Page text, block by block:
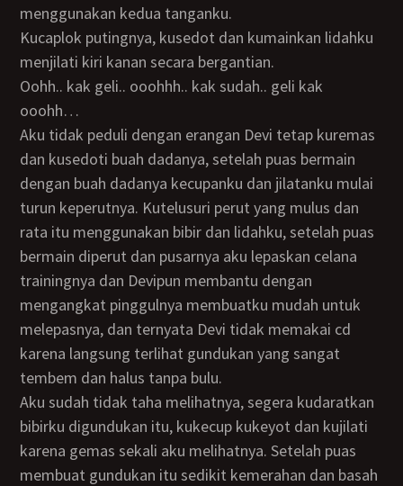
menggunakan kedua tanganku.
Kucaplok putingnya, kusedot dan kumainkan lidahku
menjilati kiri kanan secara bergantian.
oohh.. kak geli.. ooohhh.. kak sudah.. geli kak
ooohh…
Aku tidak peduli dengan erangan Devi tetap kuremas
dan kusedoti buah dadanya, setelah puas bermain
dengan buah dadanya kecupanku dan jilatanku mulai
turun keperutnya. Kutelusuri perut yang mulus dan
rata itu menggunakan bibir dan lidahku, setelah puas
bermain diperut dan pusarnya aku lepaskan celana
trainingnya dan Devipun membantu dengan
mengangkat pinggulnya membuatku mudah untuk
melepasnya, dan ternyata Devi tidak memakai cd
karena langsung terlihat gundukan yang sangat
tembem dan halus tanpa bulu.
Aku sudah tidak taha melihatnya, segera kudaratkan
bibirku digundukan itu, kukecup kukeyot dan kujilati
karena gemas sekali aku melihatnya. Setelah puas
membuat gundukan itu sedikit kemerahan dan basah